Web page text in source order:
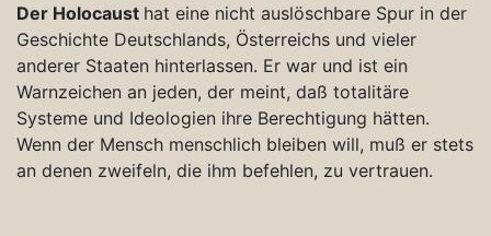
Der Holocaust hat eine nicht auslöschbare Spur in der
Geschichte Deutschlands, Österreichs und vieler
anderer Staaten hinterlassen. Er war und ist ein
Warnzeichen an jeden, der meint, daß totalitäre
Systeme und Ideologien ihre Berechtigung hätten.
Wenn der Mensch menschlich bleiben will, muß er stets
an denen zweifeln, die ihm befehlen, zu vertrauen.